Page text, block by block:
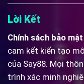
Lời Kết
Chính sách bảo mật
cam kết kiến tạo
của Say88. Mọi
trình xác minh